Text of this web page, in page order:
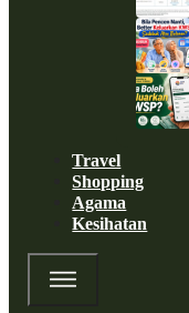
Travel
Shopping
Agama
Kesihatan